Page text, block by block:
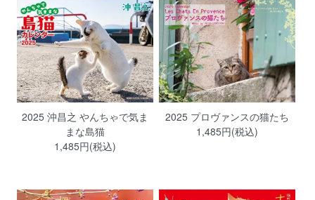
2025 沖昌之 やんちゃで気ま
まな島猫
1,485円(税込)
2025 プロヴァンスの猫たち
1,485円(税込)